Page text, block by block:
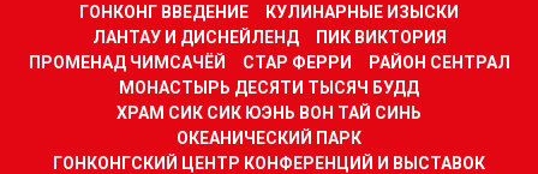
ГОНКОНГ ВВЕДЕНИЕ
КУЛИНАРНЫЕ ИЗЫСКИ
ЛАНТАУ И ДИСНЕЙЛЕНД
ПИК ВИКТОРИЯ
ПРОМЕНАД ЧИМСАЧЁЙ
СТАР ФЕРРИ
РАЙОН СЕНТРАЛ
МОНАСТЫРЬ ДЕСЯТИ ТЫСЯЧ БУДД
ХРАМ СИК СИК ЮЭНЬ ВОН ТАЙ СИНЬ
ОКЕАНИЧЕСКИЙ ПАРК
ГОНКОНГСКИЙ ЦЕНТР КОНФЕРЕНЦИЙ И ВЫСТАВОК